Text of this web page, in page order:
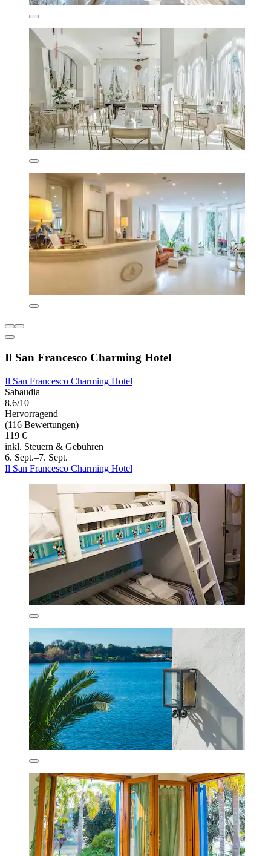
Il San Francesco Charming Hotel
Il San Francesco Charming Hotel
Sabaudia
8,6/10
Hervorragend
(116 Bewertungen)
119 €
inkl. Steuern & Gebühren
6. Sept.–7. Sept.
Il San Francesco Charming Hotel